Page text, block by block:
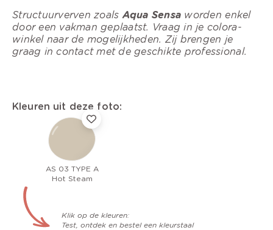
Structuurverven zoals Aqua Sensa worden enkel
door een vakman geplaatst. Vraag in je colora-
winkel naar de mogelijkheden. Zij brengen je
graag in contact met de geschikte professional.
Kleuren uit deze foto:
AS 03 TYPE A
Hot Steam
Klik op de kleuren:
Test, ontdek en bestel een kleurstaal